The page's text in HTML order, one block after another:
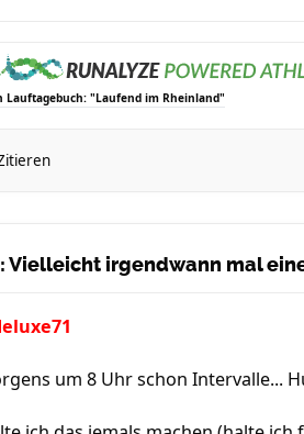
Lauftagebuch: "Laufend im Rheinland"
Vielleicht irgendwann mal
um 8 Uhr schon Intervalle...